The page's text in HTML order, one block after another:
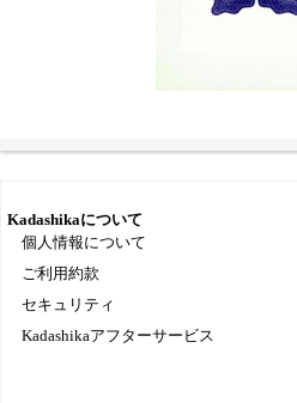
Kadashikaについて
個人情報について
ご利用約款
セキュリティ
Kadashikaアフターサービス